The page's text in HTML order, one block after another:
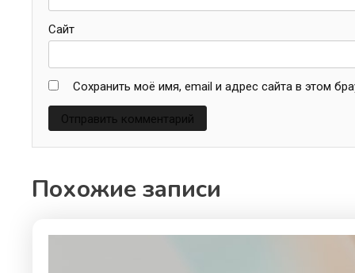
Сайт
Сохранить моё имя, email и адрес сайта в этом
Похожие записи